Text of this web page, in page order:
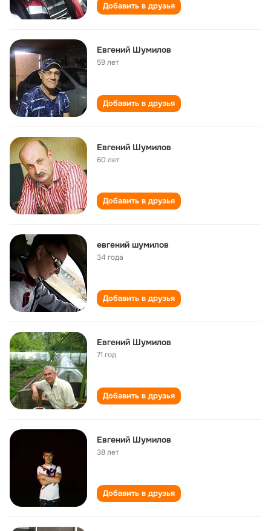
Добавить в друзья
Евгений Шумилов
59 лет
Добавить в друзья
Евгений Шумилов
60 лет
Добавить в друзья
евгений шумилов
34 года
Добавить в друзья
Евгений Шумилов
71 год
Добавить в друзья
Евгений Шумилов
38 лет
Добавить в друзья